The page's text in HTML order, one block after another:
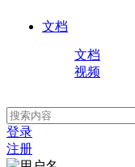
文档
文档
视频
登录
注册